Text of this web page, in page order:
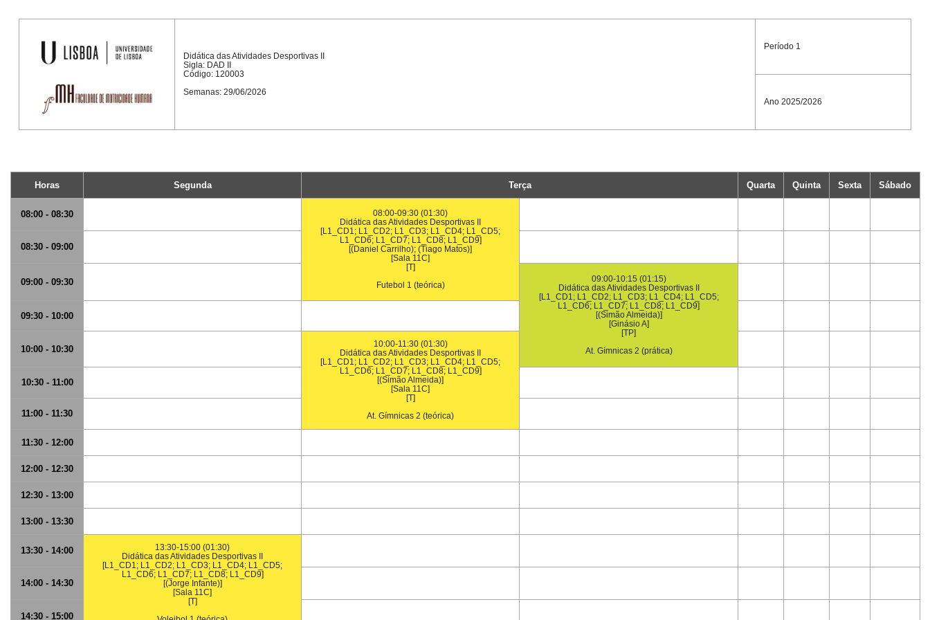
Didática das Atividades Desportivas II
Sigla: DAD II
Código: 120003
Semanas: 29/06/2026
Período 1
Ano 2025/2026
Horas Segunda Terça Quarta Quinta Sexta Sábado
08:00 - 08:30
08:00-09:30 (01:30)
Didática das Atividades Desportivas II
[L1_CD1; L1_CD2; L1_CD3; L1_CD4; L1_CD5;
L1_CD6; L1_CD7; L1_CD8; L1_CD9]
[(Daniel Carrilho); (Tiago Matos)]
[Sala 11C]
[T]
Futebol 1 (teórica)
08:30 - 09:00
09:00 - 09:30
09:00-10:15 (01:15)
Didática das Atividades Desportivas II
[L1_CD1; L1_CD2; L1_CD3; L1_CD4; L1_CD5;
L1_CD6; L1_CD7; L1_CD8; L1_CD9]
[(Simão Almeida)]
[Ginásio A]
[TP]
At. Gímnicas 2 (prática)
09:30 - 10:00
10:00 - 10:30
10:00-11:30 (01:30)
Didática das Atividades Desportivas II
[L1_CD1; L1_CD2; L1_CD3; L1_CD4; L1_CD5;
L1_CD6; L1_CD7; L1_CD8; L1_CD9]
[(Simão Almeida)]
[Sala 11C]
[T]
At. Gímnicas 2 (teórica)
10:30 - 11:00
11:00 - 11:30
11:30 - 12:00
12:00 - 12:30
12:30 - 13:00
13:00 - 13:30
13:30 - 14:00
13:30-15:00 (01:30)
Didática das Atividades Desportivas II
[L1_CD1; L1_CD2; L1_CD3; L1_CD4; L1_CD5;
L1_CD6; L1_CD7; L1_CD8; L1_CD9]
[(Jorge Infante)]
[Sala 11C]
[T]
14:00 - 14:30
14:30 - 15:00